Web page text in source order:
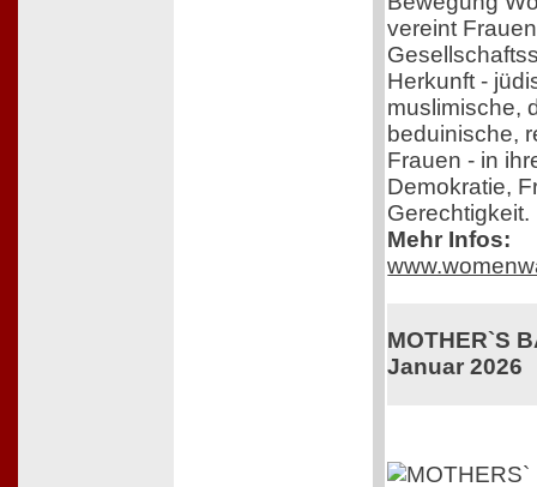
vereint
Herkunft -
muslimische,
beduinische,
Frauen - in
Demokratie,
Gerechtigkeit.
Mehr Infos:
MOTHER`S
Januar 2026